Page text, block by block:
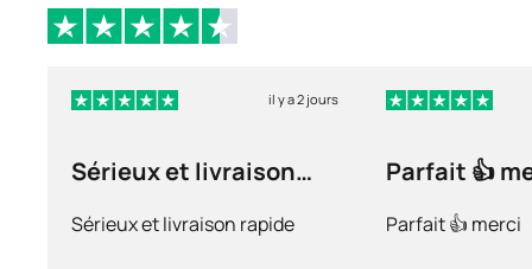
il y a 2 jours
Sérieux et livraison
Sérieux et livraison rapide
Parfait 👍
Parfait 👍 merci